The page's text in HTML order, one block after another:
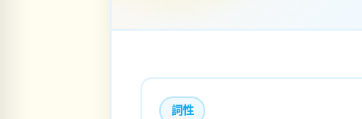
詞性